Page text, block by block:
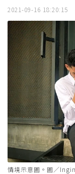
2021-09-16 18:20:15
情境示意圖。圖／